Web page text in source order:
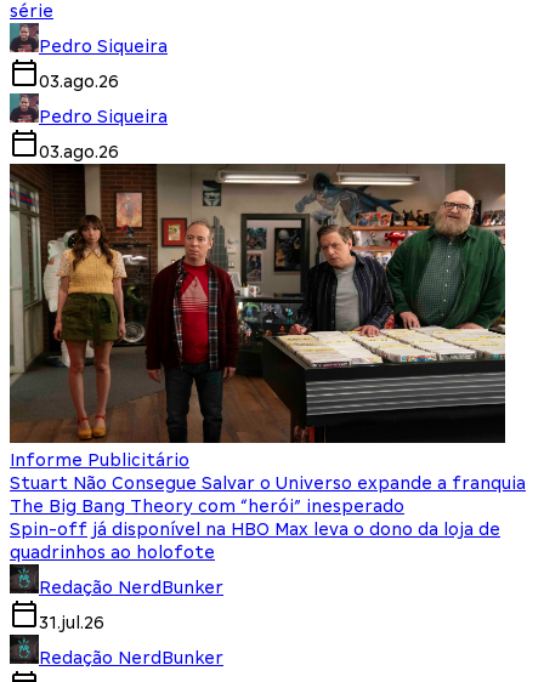
série
Pedro Siqueira
03.ago.26
Pedro Siqueira
03.ago.26
Informe Publicitário
Stuart Não Consegue Salvar o Universo expande a franquia
The Big Bang Theory com “herói” inesperado
Spin-off já disponível na HBO Max leva o dono da loja de
quadrinhos ao holofote
Redação NerdBunker
31.jul.26
Redação NerdBunker